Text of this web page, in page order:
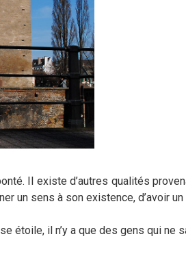
Il existe d’autres qualités
un sens à son existence, d’avoir un
étoile, il n’y a que des gens qui ne